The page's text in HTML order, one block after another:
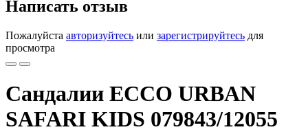
Написать отзыв
Пожалуйста авторизуйтесь или зарегистрируйтесь для
просмотра
Сандалии ECCO URBAN
SAFARI KIDS 079843/12055